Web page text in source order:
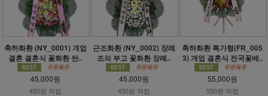
축하화환 (NY_0001) 개업
결혼 결혼식 꽃화환 싼..
45,000원
450원 적립
근조화환 (NY_0002) 장례
조의 부고 꽃화환 장례..
45,000원
450원 적립
축하화환 특가형(FR_005
3) 개업 결혼식 전국꽃배..
55,000원
550원 적립